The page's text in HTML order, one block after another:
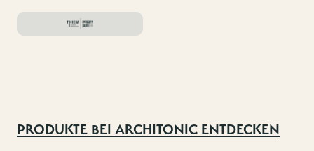
PRODUKTE BEI ARCHITONIC ENTDECKEN